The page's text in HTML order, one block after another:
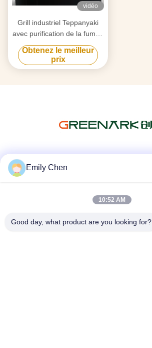
vidéo
Grill industriel Teppanyaki
avec purification de la fumée
par triple flux d'air et
technologie anti-obstruction
Obtenez le meilleur
prix
Emily Chen
10:52 AM
Good day, what product are you looking for?